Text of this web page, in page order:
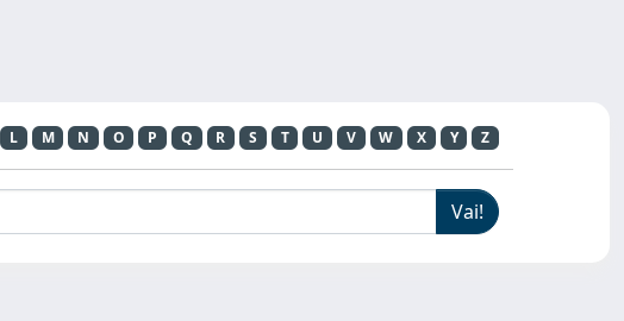
L M N O P Q R S T U V W X Y Z